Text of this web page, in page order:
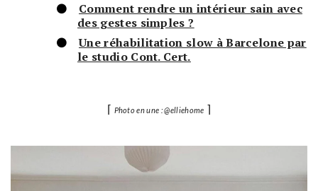
Comment rendre un intérieur sain avec
des gestes simples ?
Une réhabilitation slow à Barcelone par
le studio Cont. Cert.
⌈ Photo en une : @elliehome ⌉